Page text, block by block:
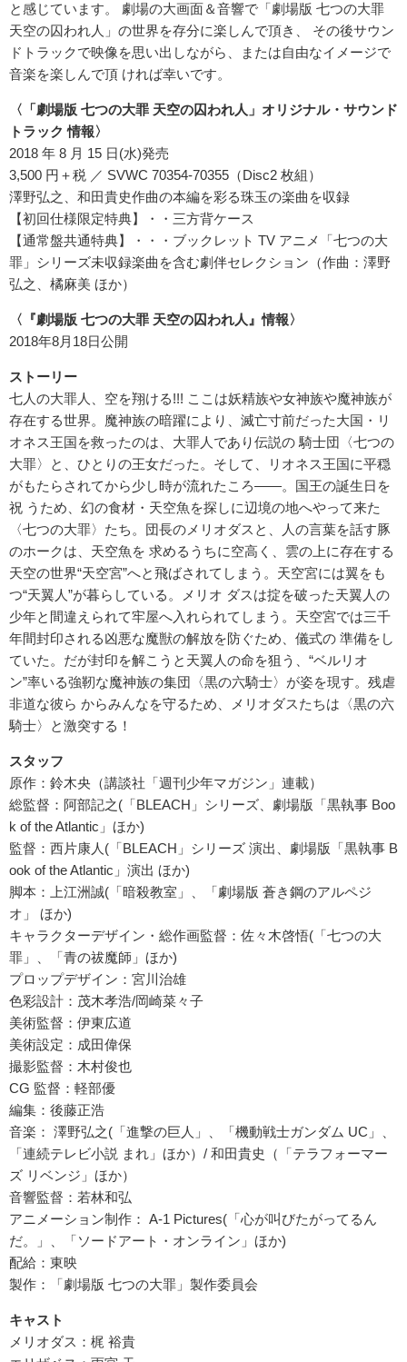
と感じています。 劇場の大画面＆音響で「劇場版 七つの大罪
天空の囚われ人」の世界を存分に楽しんで頂き、 その後サウン
ドトラックで映像を思い出しながら、または自由なイメージで
音楽を楽しんで頂 ければ幸いです。
〈「劇場版 七つの大罪 天空の囚われ人」オリジナル・サウンド
トラック 情報〉
2018 年 8 月 15 日(水)発売
3,500 円＋税 ／ SVWC 70354-70355（Disc2 枚組）
澤野弘之、和田貴史作曲の本編を彩る珠玉の楽曲を収録
【初回仕様限定特典】・・三方背ケース
【通常盤共通特典】・・・ブックレット TV アニメ「七つの大
罪」シリーズ未収録楽曲を含む劇伴セレクション（作曲：澤野
弘之、橘麻美 ほか）
〈『劇場版 七つの大罪 天空の囚われ人』情報〉
2018年8月18日公開
ストーリー
七人の大罪人、空を翔ける!!! ここは妖精族や女神族や魔神族が
存在する世界。魔神族の暗躍により、滅亡寸前だった大国・リ
オネス王国を救ったのは、大罪人であり伝説の 騎士団〈七つの
大罪〉と、ひとりの王女だった。そして、リオネス王国に平穏
がもたらされてから少し時が流れたころ――。国王の誕生日を
祝 うため、幻の食材・天空魚を探しに辺境の地へやって来た
〈七つの大罪〉たち。団長のメリオダスと、人の言葉を話す豚
のホークは、天空魚を 求めるうちに空高く、雲の上に存在する
天空の世界“天空宮”へと飛ばされてしまう。天空宮には翼をも
つ“天翼人”が暮らしている。メリオ ダスは掟を破った天翼人の
少年と間違えられて牢屋へ入れられてしまう。天空宮では三千
年間封印される凶悪な魔獣の解放を防ぐため、儀式の 準備をし
ていた。だが封印を解こうと天翼人の命を狙う、“ベルリオ
ン”率いる強靭な魔神族の集団〈黒の六騎士〉が姿を現す。残虐
非道な彼ら からみんなを守るため、メリオダスたちは〈黒の六
騎士〉と激突する！
スタッフ
原作：鈴木央（講談社「週刊少年マガジン」連載）
総監督：阿部記之(「BLEACH」シリーズ、劇場版「黒執事 Boo
k of the Atlantic」ほか)
監督：西片康人(「BLEACH」シリーズ 演出、劇場版「黒執事 B
ook of the Atlantic」演出 ほか)
脚本：上江洲誠(「暗殺教室」、「劇場版 蒼き鋼のアルペジ
オ」 ほか)
キャラクターデザイン・総作画監督：佐々木啓悟(「七つの大
罪」、「青の祓魔師」ほか)
プロップデザイン：宮川治雄
色彩設計：茂木孝浩/岡崎菜々子
美術監督：伊東広道
美術設定：成田偉保
撮影監督：木村俊也
CG 監督：軽部優
編集：後藤正浩
音楽： 澤野弘之(「進撃の巨人」、「機動戦士ガンダム UC」、
「連続テレビ小説 まれ」ほか）/ 和田貴史（「テラフォーマー
ズ リベンジ」ほか）
音響監督：若林和弘
アニメーション制作： A-1 Pictures(「心が叫びたがってるん
だ。」、「ソードアート・オンライン」ほか)
配給：東映
製作：「劇場版 七つの大罪」製作委員会
キャスト
メリオダス：梶 裕貴